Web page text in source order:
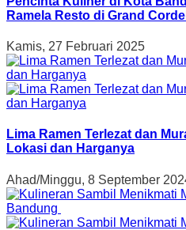
Ramela Resto di Grand
Kamis, 27 Februari 2025
Lima Ramen Terlezat dan
Lokasi dan Harganya
Ahad/Minggu, 8 September